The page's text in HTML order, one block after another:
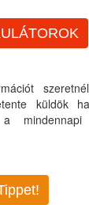
küldök
mindennapi